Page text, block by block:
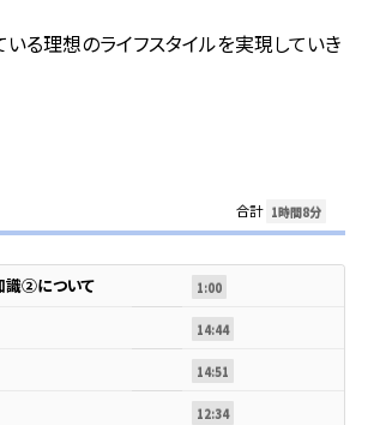
る理想のライフスタイルを実現していき
合計 1時間8分
識②について 1:00
14:44
14:51
12:34